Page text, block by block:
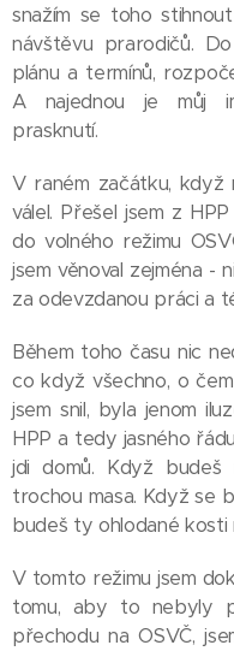
snažím se toho
návštěvu prarodičů.
plánu a termínů,
A najednou je můj
prasknutí.
V raném začátku,
válel. Přešel jsem z
do volného režimu
jsem věnoval zejména -
za odevzdanou práci a
Během toho času nic
co když všechno, o
jsem snil, byla jenom
HPP a tedy jasného
jdi domů. Když
trochou masa. Když se
budeš ty ohlodané kosti
V tomto režimu jsem
tomu, aby to nebyly
přechodu na OSVČ,